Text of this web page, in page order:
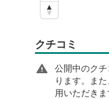
クチコミ
公開中のク
ります。ま
用いただき